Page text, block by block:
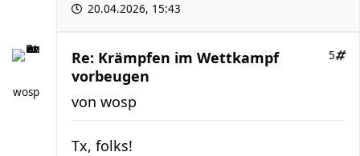
20.04.2026, 15:43
wosp
Re: Krämpfen im Wettkampf
vorbeugen
5
von wosp
Tx, folks!